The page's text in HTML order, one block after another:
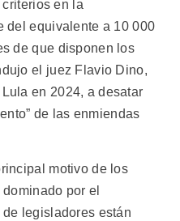
en la
del equivalente a 10 000
de que disponen los
el juez Flavio Dino,
en 2024, a desatar
de las enmiendas
motivo de los
por el
de legisladores están